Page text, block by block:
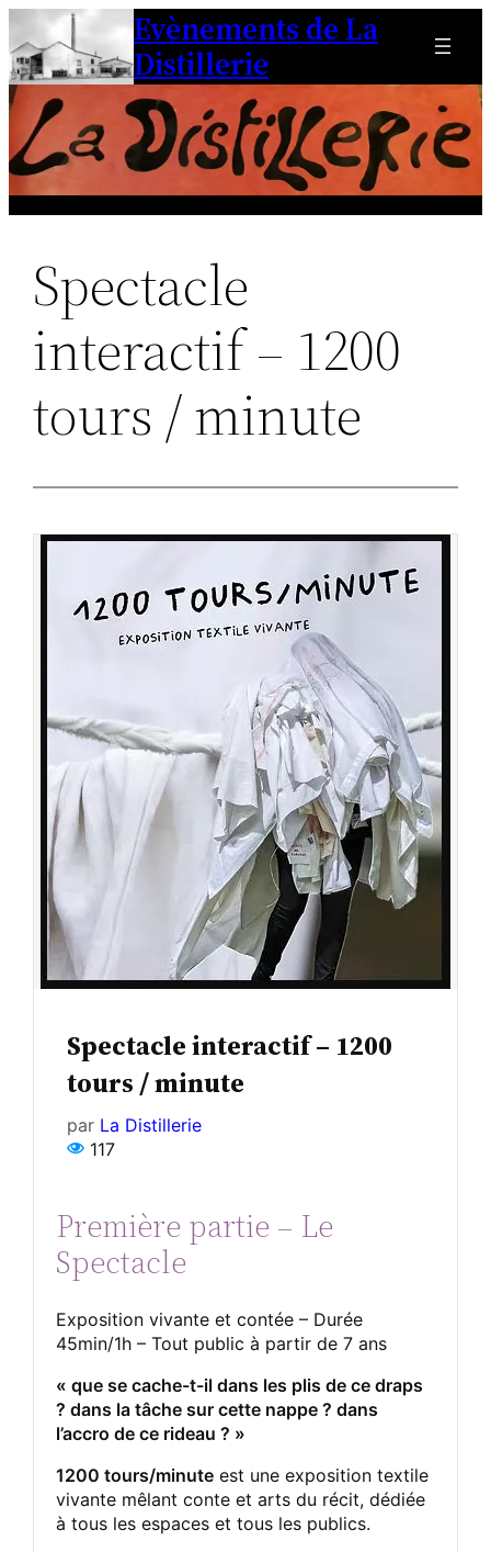
Aller
au
contenu
Evènements de La
Distillerie
Spectacle
interactif – 1200
tours / minute
Spectacle interactif – 1200
tours / minute
par La Distillerie
117
Première partie – Le
Spectacle
Exposition vivante et contée – Durée
45min/1h – Tout public à partir de 7 ans
« que se cache-t-il dans les plis de ce draps
? dans la tâche sur cette nappe ? dans
l’accro de ce rideau ? »
1200 tours/minute est une exposition textile
vivante mêlant conte et arts du récit, dédiée
à tous les espaces et tous les publics.